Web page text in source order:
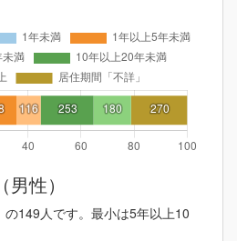
性）
149人です。最小は5年以上10